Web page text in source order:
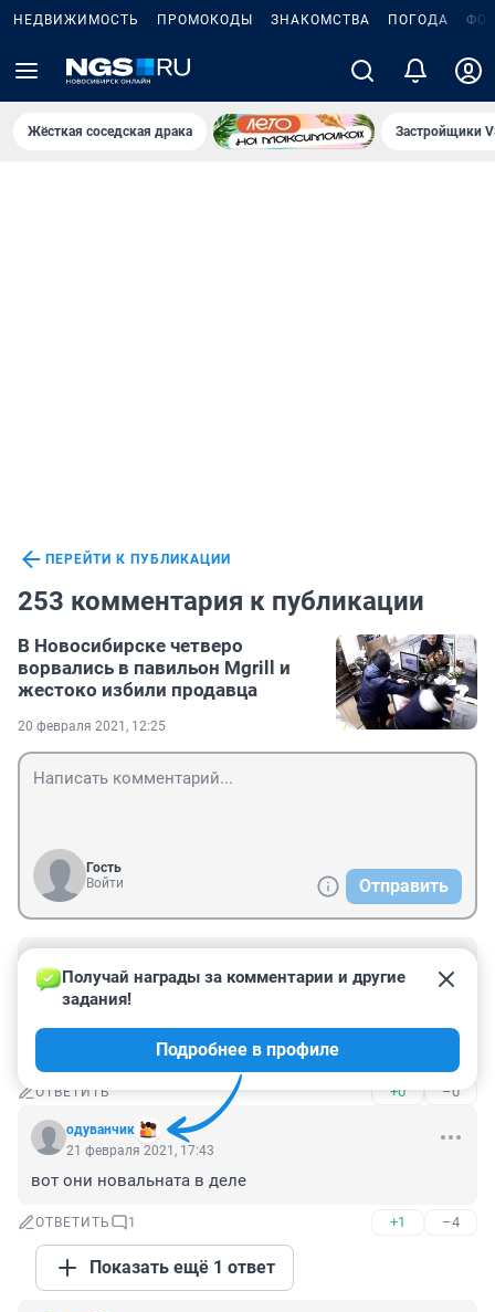
НЕДВИЖИМОСТЬ ПРОМОКОДЫ ЗНАКОМСТВА ПОГОДА
Жёсткая соседская драка Застройщики
ПЕРЕЙТИ К ПУБЛИКАЦИИ
253 комментария к публикации
В Новосибирске четверо
ворвались в павильон Mgrill и
жестоко избили продавца
20 февраля 2021, 12:25
Гость
Войти
Отправить
22 февраля 2021, 02:15
Понять и простить, парни хорошие, ну правда же, не
на митинг ходили же. Если за Путина, то точно не
ОТВЕТИТЬ +0 –0
одуванчик
Получай награды за комментарии и другие
задания!
Подробнее в профиле
21 февраля 2021, 17:43
вот они новальната в деле
ОТВЕТИТЬ 1 +1 –4
Показать ещё 1 ответ